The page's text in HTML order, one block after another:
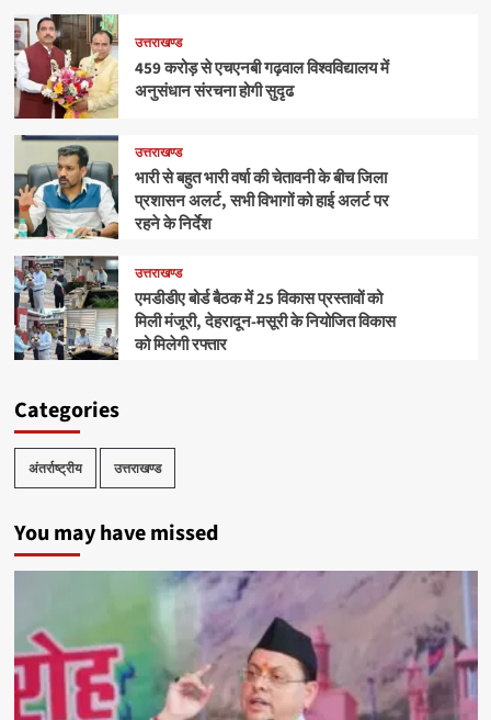
उत्तराखण्ड
459 करोड़ से एचएनबी गढ़वाल विश्वविद्यालय में
अनुसंधान संरचना होगी सुदृढ
उत्तराखण्ड
भारी से बहुत भारी वर्षा की चेतावनी के बीच जिला
प्रशासन अलर्ट, सभी विभागों को हाई अलर्ट पर
रहने के निर्देश
उत्तराखण्ड
एमडीडीए बोर्ड बैठक में 25 विकास प्रस्तावों को
मिली मंजूरी, देहरादून-मसूरी के नियोजित विकास
को मिलेगी रफ्तार
Categories
अंतर्राष्ट्रीय उत्तराखण्ड
You may have missed